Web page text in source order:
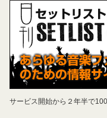
サービス開始から２年半で